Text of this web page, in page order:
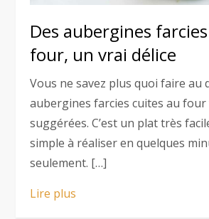
Des aubergines
four, un vrai délice
Vous ne savez plus quoi faire au
aubergines farcies cuites au
suggérées. C’est un plat très
simple à réaliser en quelques
seulement. […]
Lire plus